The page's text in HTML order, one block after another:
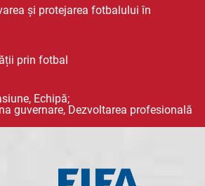
și protejarea fotbalului în
prin fotbal
Echipă;
guvernare, Dezvoltarea profesională